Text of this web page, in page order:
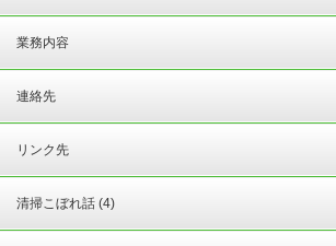
業務内容
連絡先
リンク先
清掃こぼれ話 (4)